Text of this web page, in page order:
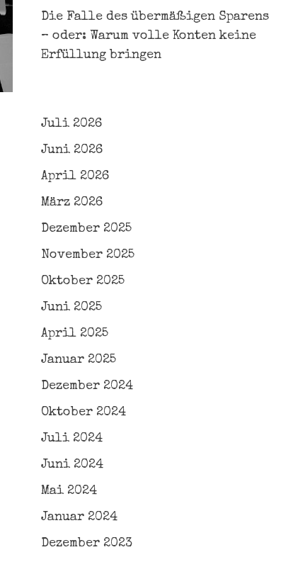
Die Falle des übermäßigen Sparens
– oder: Warum volle Konten keine
Erfüllung bringen
Juli 2026
Juni 2026
April 2026
März 2026
Dezember 2025
November 2025
Oktober 2025
Juni 2025
April 2025
Januar 2025
Dezember 2024
Oktober 2024
Juli 2024
Juni 2024
Mai 2024
Januar 2024
Dezember 2023